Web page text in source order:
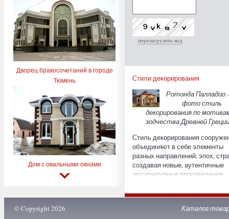
Дворец бракосочетаний в городе
Тюмень
Дом с овальными окнами
перезагрузить код
Стили декорирования
Ротонда Палладио
фото стиль
декорирования по
зодчества Древней
Стиль декорирования
объединяют в себе элементы
разных направлений, эпох,
создавая новые, аутентичные
архитектурные произведения.
популярные в Европе. Стиль
которого можно увидеть ниже,
© Copyright 2026 Каталог